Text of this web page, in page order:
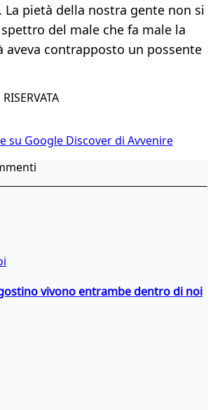
pietà della nostra gente non si
del male che fa male la
aveva contrapposto un possente
su Google Discover di Avvenire
vivono entrambe dentro di noi